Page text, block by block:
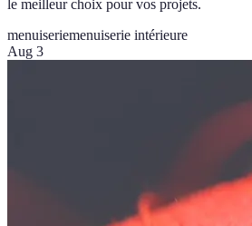
le meilleur choix pour vos projets.
menuiseriemenuiserie intérieure
Aug 3